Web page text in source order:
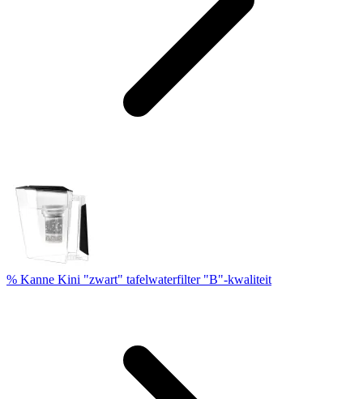
% Kanne Kini "zwart" tafelwaterfilter "B"-kwaliteit